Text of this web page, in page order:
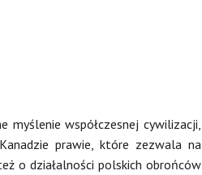
myślenie współczesnej cywilizacji,
prawie, które zezwala na
o działalności polskich obrońców